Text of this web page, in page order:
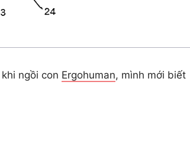
ngồi con Ergohuman, mình mới biết